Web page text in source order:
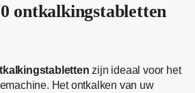
ontkalkingstabletten
zijn ideaal voor het
Het ontkalken van uw